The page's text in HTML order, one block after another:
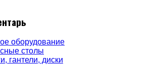
оборудование
столы
гантели, диски